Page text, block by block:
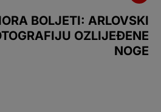
BOLJETI: ARLOVSKI
OZLIJEĐENE
NOGE